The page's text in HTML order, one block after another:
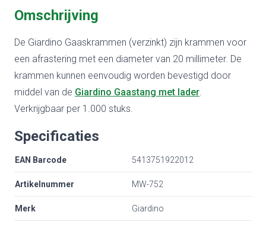
Omschrijving
De Giardino Gaaskrammen (verzinkt) zijn krammen voor
een afrastering met een diameter van 20 millimeter. De
krammen kunnen eenvoudig worden bevestigd door
middel van de Giardino Gaastang met lader.
Verkrijgbaar per 1.000 stuks.
Specificaties
EAN Barcode 5413751922012
Artikelnummer MW-752
Merk Giardino